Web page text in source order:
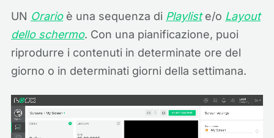
UN Orarioè una sequenza di Playliste/o Layout
dello schermo. Con una pianificazione, puoi
riprodurre i contenuti in determinate ore del
giorno o in determinati giorni della settimana.